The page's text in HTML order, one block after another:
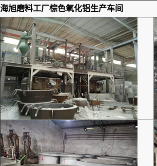
海旭磨料工厂棕色氧化铝生产车间